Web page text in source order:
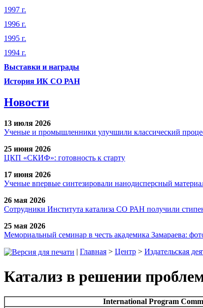
1997 г.
1996 г.
1995 г.
1994 г.
Выставки и награды
История ИК СО РАН
Новости
13 июля 2026
Ученые и промышленники улучшили классический
25 июня 2026
ЦКП «СКИФ»: готовность к старту
17 июня 2026
Ученые впервые синтезировали нанодисперсный
26 мая 2026
Сотрудники Института катализа СО РАН получили
25 мая 2026
Мемориальный семинар в честь академика Замараева:
| Главная > Центр > Издательская
Катализ в решении
International Program